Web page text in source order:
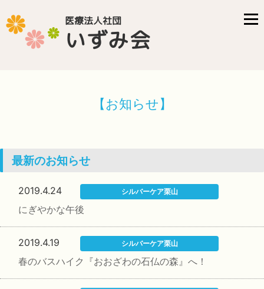
医療法人社団
いずみ会
【お知らせ】
最新のお知らせ
2019.4.24 シルバーケア栗山
にぎやかな午後
2019.4.19 シルバーケア栗山
春のバスハイク『おおざわの石仏の森』へ！